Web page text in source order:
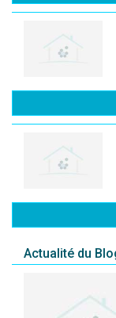
Actualité du